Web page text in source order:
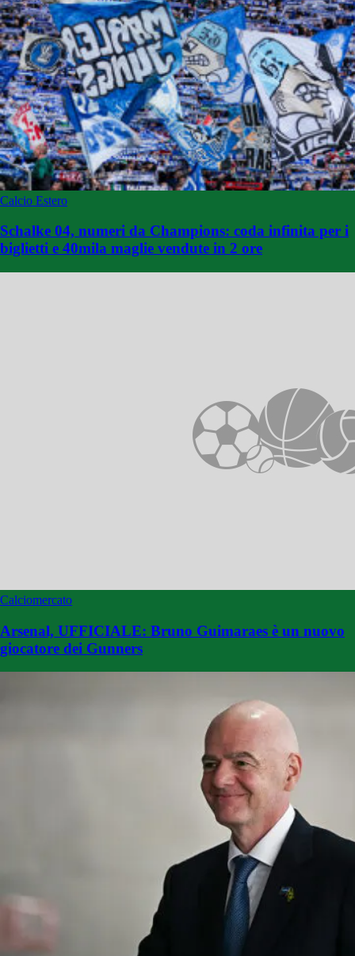
Calcio Estero
Schalke 04, numeri da Champions: coda infinita per i
biglietti e 40mila maglie vendute in 2 ore
Calciomercato
Arsenal, UFFICIALE: Bruno Guimaraes è un nuovo
giocatore dei Gunners